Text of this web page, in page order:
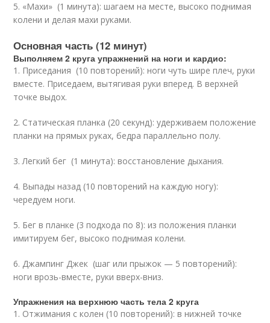
5. «Махи» (1 минута): шагаем на месте, высоко поднимая
колени и делая махи руками.
Основная часть (12 минут)
Выполняем 2 круга упражнений на ноги и кардио:
1. Приседания (10 повторений): ноги чуть шире плеч, руки
вместе. Приседаем, вытягивая руки вперед. В верхней
точке выдох.
2. Статическая планка (20 секунд): удерживаем положение
планки на прямых руках, бедра параллельно полу.
3. Легкий бег (1 минута): восстановление дыхания.
4. Выпады назад (10 повторений на каждую ногу):
чередуем ноги.
5. Бег в планке (3 подхода по 8): из положения планки
имитируем бег, высоко поднимая колени.
6. Джампинг Джек (шаг или прыжок — 5 повторений):
ноги врозь-вместе, руки вверх-вниз.
Упражнения на верхнюю часть тела 2 круга
1. Отжимания с колен (10 повторений): в нижней точке